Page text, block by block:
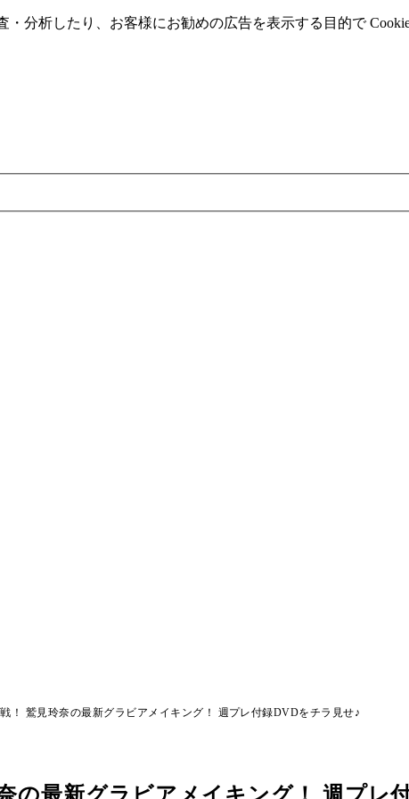
分析したり、お客様にお勧めの広告を表⽰する⽬的で
！ 鷲見玲奈の最新グラビアメイキング！ 週プレ付録DVDをチラ見せ♪
の最新グラビアメイキング！ 週プレ